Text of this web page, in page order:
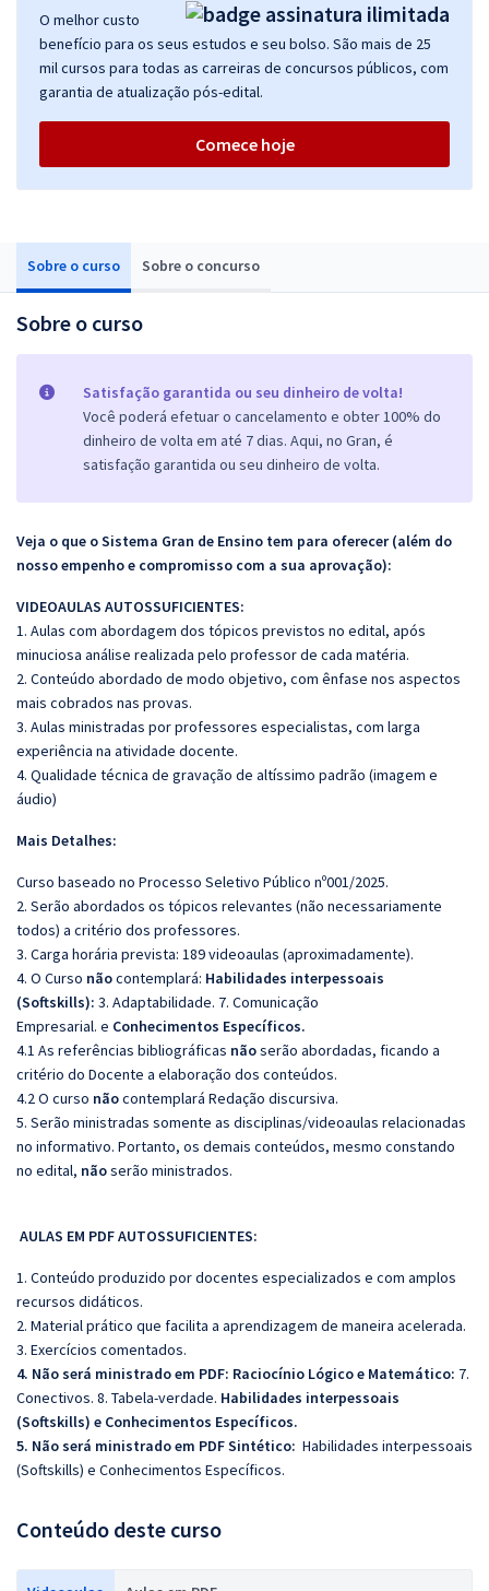
Sobre o curso Sobre o concurso
Sobre o curso
Satisfação garantida ou seu dinheiro de volta!
Você poderá efetuar o cancelamento e obter 100% do
dinheiro de volta em até 7 dias. Aqui, no Gran, é
satisfação garantida ou seu dinheiro de volta.
Veja o que o Sistema Gran de Ensino tem para oferecer (além do
nosso empenho e compromisso com a sua aprovação):
VIDEOAULAS AUTOSSUFICIENTES:
1. Aulas com abordagem dos tópicos previstos no edital, após
minuciosa análise realizada pelo professor de cada matéria.
2. Conteúdo abordado de modo objetivo, com ênfase nos aspectos
mais cobrados nas provas.
3. Aulas ministradas por professores especialistas, com larga
experiência na atividade docente.
4. Qualidade técnica de gravação de altíssimo padrão (imagem e
áudio)
Mais Detalhes:
Curso baseado no Processo Seletivo Público nº001/2025.
2. Serão abordados os tópicos relevantes (não necessariamente
todos) a critério dos professores.
3. Carga horária prevista: 189 videoaulas (aproximadamente).
4. O Curso nãocontemplará: Habilidades interpessoais
(Softskills): 3. Adaptabilidade. 7. Comunicação
Empresarial. e Conhecimentos Específicos.
4.1 As referências bibliográficas nãoserão abordadas, ficando a
critério do Docente a elaboração dos conteúdos.
4.2 O curso nãocontemplará Redação discursiva.
5. Serão ministradas somente as disciplinas/videoaulas relacionadas
no informativo. Portanto, os demais conteúdos, mesmo constando
no edital, nãoserão ministrados.
AULAS EM PDF AUTOSSUFICIENTES:
1. Conteúdo produzido por docentes especializados e com amplos
recursos didáticos.
2. Material prático que facilita a aprendizagem de maneira acelerada.
3. Exercícios comentados.
4. Não será ministrado em PDF: Raciocínio Lógico e Matemático: 7.
Conectivos. 8. Tabela-verdade. Habilidades interpessoais
(Softskills) e Conhecimentos Específicos.
5. Não será ministrado em PDF Sintético: Habilidades interpessoais
(Softskills) e Conhecimentos Específicos.
Conteúdo deste curso
O melhor custo
benefício para os seus estudos e seu bolso. São mais de 25
mil cursos para todas as carreiras de concursos públicos, com
garantia de atualização pós-edital.
Comece hoje